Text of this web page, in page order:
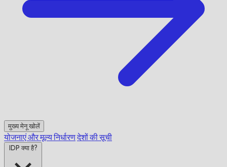
मुख्य मेनू खोलें
योजनाएं और मूल्य निर्धारणदेशों की सूची
IDP क्या है?